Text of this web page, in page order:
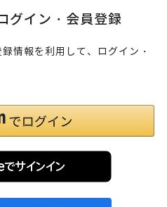
グイン・会員登録
情報を利用して、ログイン・
サインイン